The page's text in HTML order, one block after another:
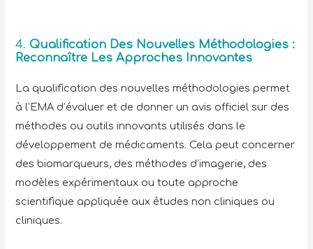
4.Qualification Des Nouvelles Méthodologies :
Reconnaître Les Approches Innovantes
La qualification des nouvelles méthodologies permet
à l’EMA d’évaluer et de donner un avis officiel sur des
méthodes ou outils innovants utilisés dans le
développement de médicaments. Cela peut concerner
des biomarqueurs, des méthodes d’imagerie, des
modèles expérimentaux ou toute approche
scientifique appliquée aux études non cliniques ou
cliniques.